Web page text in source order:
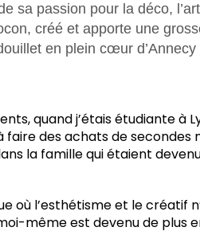
sa passion pour la déco,
créé et apporte une
en plein cœur d’Annecy
quand j’étais étudiante à
des achats de secondes
la famille qui étaient
où l’esthétisme et le créatif
même est devenu de plus